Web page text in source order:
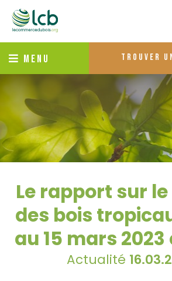
MENU trouver
Le rapport sur
des bois
au 15 mars
Actualité